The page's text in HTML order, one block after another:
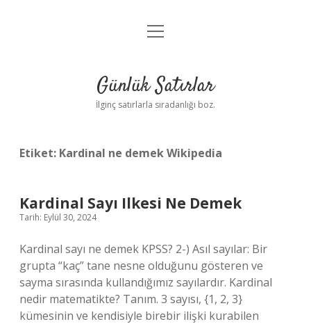
Anasayfa
Yasal Uyarı
menüyü
Günlük Satırlar
İlginç satırlarla sıradanlığı boz.
Etiket: Kardinal ne demek Wikipedia
Kardinal Sayı Ilkesi Ne Demek
Tarih: Eylül 30, 2024
Kardinal sayı ne demek KPSS? 2-) Asıl sayılar: Bir
grupta “kaç” tane nesne olduğunu gösteren ve
sayma sırasında kullandığımız sayılardır. Kardinal
nedir matematikte? Tanım. 3 sayısı, {1, 2, 3}
kümesinin ve kendisiyle birebir ilişki kurabilen